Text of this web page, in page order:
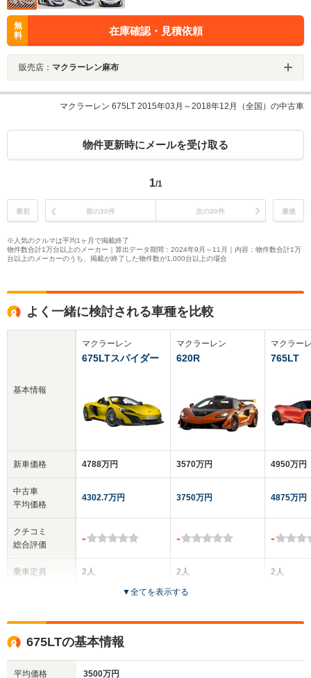
無
料
在庫確認・見積依頼
販売店： マクラーレン麻布
マクラーレン 675LT 2015年03月～2018年12月（全国）の中古車
物件更新時にメールを受け取る
1/1
最初 前の30件 次の30件 最後
※人気のクルマは平均1ヶ月で掲載終了
物件数合計1万台以上のメーカー｜算出データ期間：2024年9月～11月｜内容：物件数合計1万
台以上のメーカーのうち、掲載が終了した物件数が1,000台以上の場合
よく一緒に検討される車種を比較
基本情報
新車価格
中古車
平均価格
クチコミ
総合評価
乗車定員
マクラーレン
675LTスパイダー
4788万円
4302.7万円
-
2人
全高
1.19m
マクラーレン
620R
3570万円
3750万円
-
2人
2ドア
マクラー
765LT
4950万円
4875万円
-
2人
▼全てを表示する
675LTの基本情報
平均価格 3500万円